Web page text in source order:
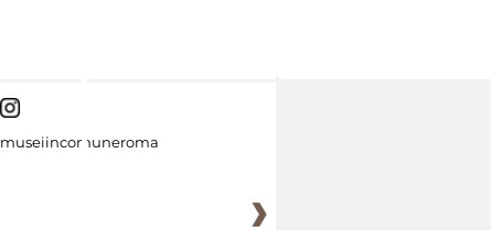
museiincomuneroma